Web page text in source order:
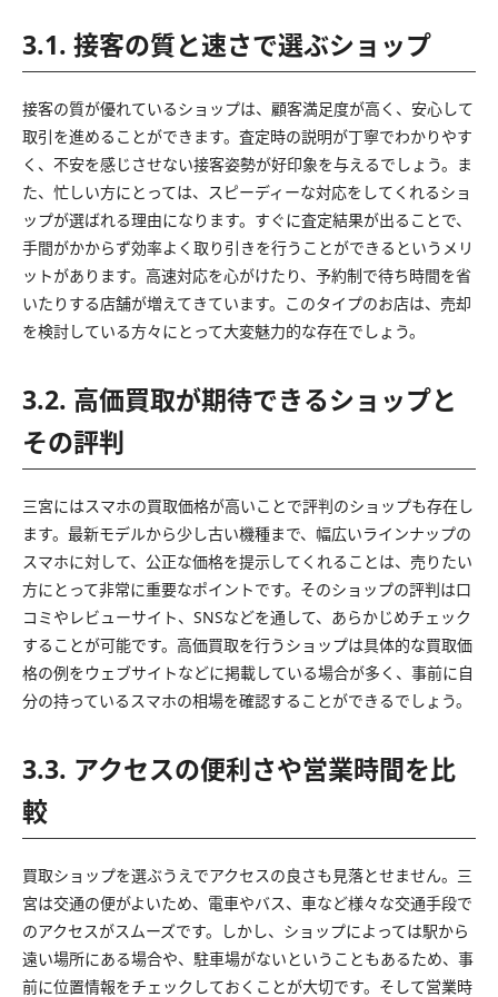
3.1. 接客の質と速さで選ぶショップ
接客の質が優れているショップは、顧客満足度が高く、安心して
取引を進めることができます。査定時の説明が丁寧でわかりやす
く、不安を感じさせない接客姿勢が好印象を与えるでしょう。ま
た、忙しい方にとっては、スピーディーな対応をしてくれるショ
ップが選ばれる理由になります。すぐに査定結果が出ることで、
手間がかからず効率よく取り引きを行うことができるというメリ
ットがあります。高速対応を心がけたり、予約制で待ち時間を省
いたりする店舗が増えてきています。このタイプのお店は、売却
を検討している方々にとって大変魅力的な存在でしょう。
3.2. 高価買取が期待できるショップと
その評判
三宮にはスマホの買取価格が高いことで評判のショップも存在し
ます。最新モデルから少し古い機種まで、幅広いラインナップの
スマホに対して、公正な価格を提示してくれることは、売りたい
方にとって非常に重要なポイントです。そのショップの評判は口
コミやレビューサイト、SNSなどを通して、あらかじめチェック
することが可能です。高価買取を行うショップは具体的な買取価
格の例をウェブサイトなどに掲載している場合が多く、事前に自
分の持っているスマホの相場を確認することができるでしょう。
3.3. アクセスの便利さや営業時間を比
較
買取ショップを選ぶうえでアクセスの良さも見落とせません。三
宮は交通の便がよいため、電車やバス、車など様々な交通手段で
のアクセスがスムーズです。しかし、ショップによっては駅から
遠い場所にある場合や、駐車場がないということもあるため、事
前に位置情報をチェックしておくことが大切です。そして営業時